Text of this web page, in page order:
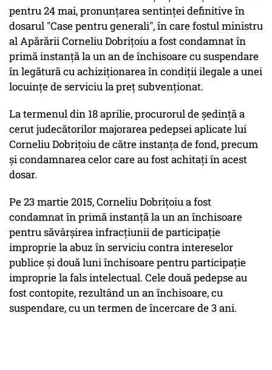
pentru 24 mai, pronunțarea sentinței definitive în
dosarul "Case pentru generali", în care fostul ministru
al Apărării Corneliu Dobrițoiu a fost condamnat în
primă instanță la un an de închisoare cu suspendare
în legătură cu achiziționarea în condiții ilegale a unei
locuințe de serviciu la preț subvenționat.
La termenul din 18 aprilie, procurorul de şedinţă a
cerut judecătorilor majorarea pedepsei aplicate lui
Corneliu Dobriţoiu de către instanţa de fond, precum
şi condamnarea celor care au fost achitaţi în acest
dosar.
Pe 23 martie 2015, Corneliu Dobriţoiu a fost
condamnat în primă instanţă la un an închisoare
pentru săvârşirea infracţiunii de participaţie
improprie la abuz în serviciu contra intereselor
publice şi două luni închisoare pentru participaţie
improprie la fals intelectual. Cele două pedepse au
fost contopite, rezultând un an închisoare, cu
suspendare, cu un termen de încercare de 3 ani.